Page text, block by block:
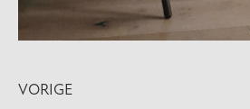
VORIGE